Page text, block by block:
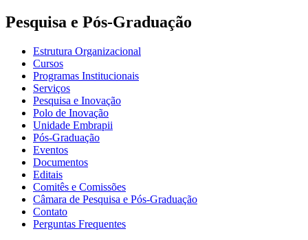
Pesquisa e Pós-Graduação
Estrutura Organizacional
Cursos
Programas Institucionais
Serviços
Pesquisa e Inovação
Polo de Inovação
Unidade Embrapii
Pós-Graduação
Eventos
Documentos
Editais
Comitês e Comissões
Câmara de Pesquisa e Pós-Graduação
Contato
Perguntas Frequentes